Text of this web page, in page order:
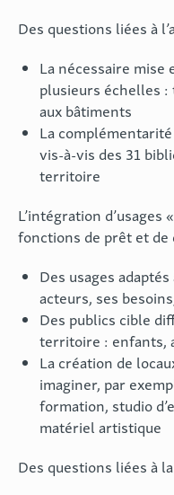
Des questions liées à
La nécessaire mise
plusieurs échelles
aux bâtiments
La
vis-à-vis des 31
territoire
L’intégration
fonctions de prêt et de
Des usages
acteurs, ses
Des publics cible
territoire : enfants,
La création de
imaginer, par
formation, studio
matériel artistique
Des questions liées à